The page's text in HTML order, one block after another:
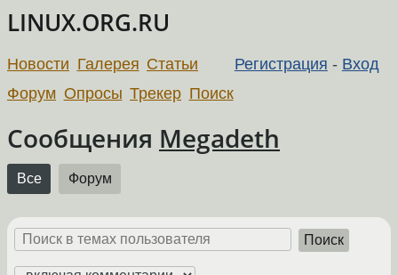
LINUX.ORG.RU
Регистрация - Вход
Новости Галерея Статьи
Форум Опросы Трекер Поиск
Сообщения Megadeth
Все Форум
Поиск